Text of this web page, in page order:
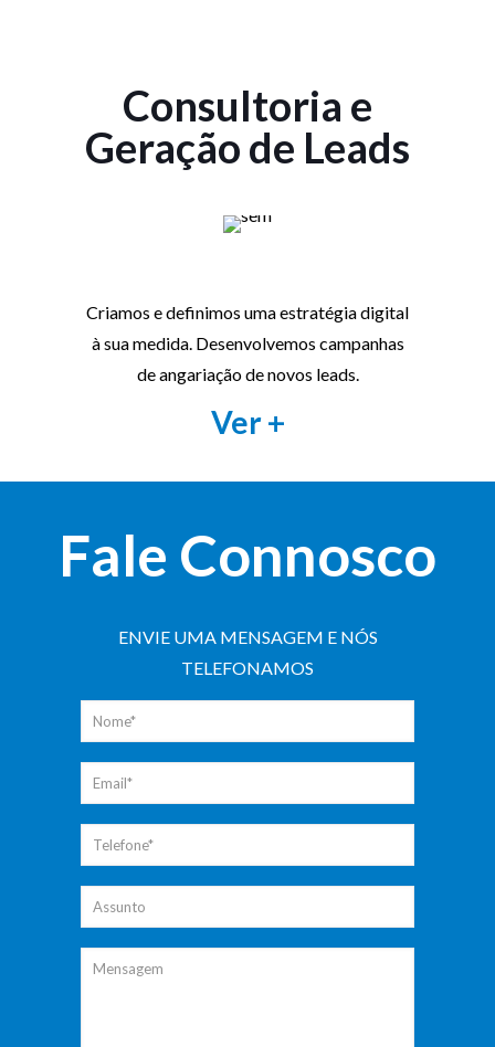
Consultoria e
Geração de Leads
Criamos e definimos uma estratégia digital
à sua medida. Desenvolvemos campanhas
de angariação de novos leads.
Ver +
Fale Connosco
ENVIE UMA MENSAGEM E NÓS
TELEFONAMOS